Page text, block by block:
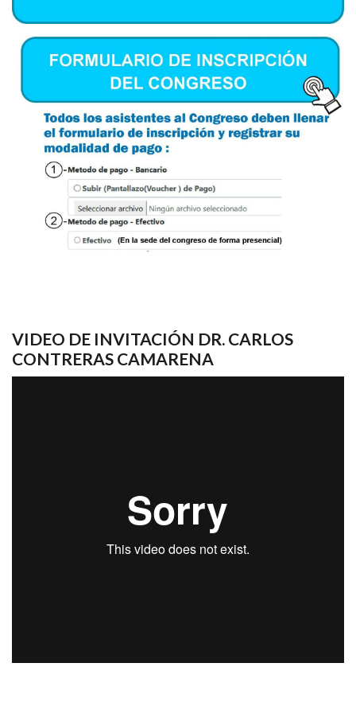
VIDEO DE INVITACIÓN DR. CARLOS
CONTRERAS CAMARENA